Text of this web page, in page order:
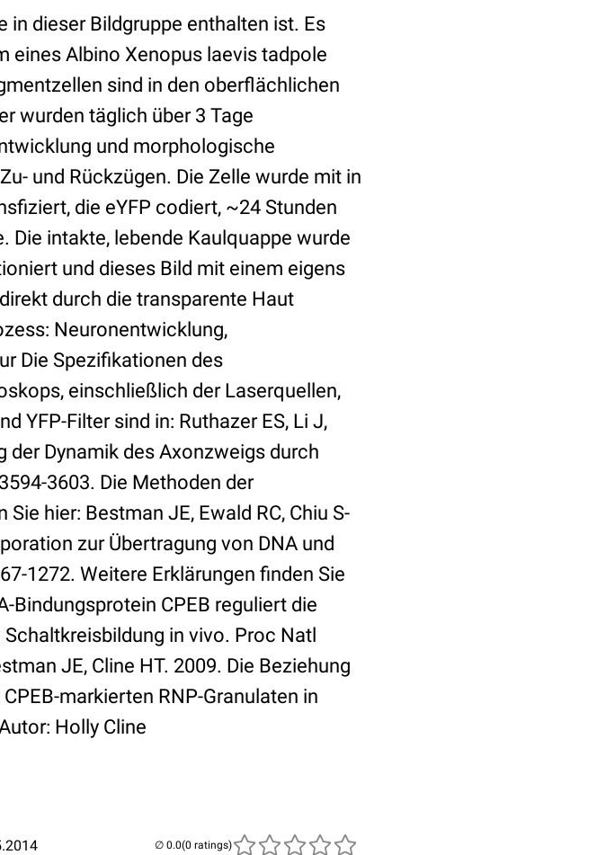
in dieser Bildgruppe enthalten ist. Es
eines Albino Xenopus laevis tadpole
sind in den oberflächlichen
wurden täglich über 3 Tage
und morphologische
und Rückzügen. Die Zelle wurde mit in
die eYFP codiert, ~24 Stunden
intakte, lebende Kaulquappe wurde
und dieses Bild mit einem eigens
durch die transparente Haut
Neuronentwicklung,
Die Spezifikationen des
einschließlich der Laserquellen,
YFP-Filter sind in: Ruthazer ES, Li J,
der Dynamik des Axonzweigs durch
3603. Die Methoden der
hier: Bestman JE, Ewald RC, Chiu S-
zur Übertragung von DNA und
1272. Weitere Erklärungen finden Sie
Bindungsprotein CPEB reguliert die
in vivo. Proc Natl
JE, Cline HT. 2009. Die Beziehung
markierten RNP-Granulaten in
Holly Cline
(0 ratings)